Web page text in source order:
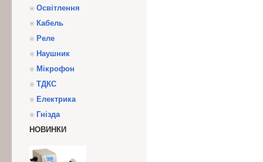
Освітлення
Кабель
Реле
Наушник
Мікрофон
ТДКС
Електрика
Гнізда
НОВИНКИ